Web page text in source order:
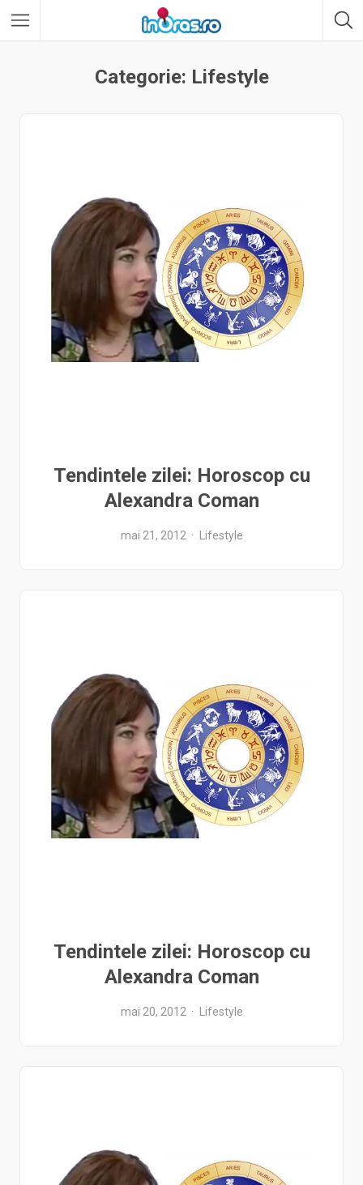
Categorie: Lifestyle
Tendintele zilei: Horoscop cu
Alexandra Coman
mai 21, 2012 Lifestyle
Tendintele zilei: Horoscop cu
Alexandra Coman
mai 20, 2012 Lifestyle